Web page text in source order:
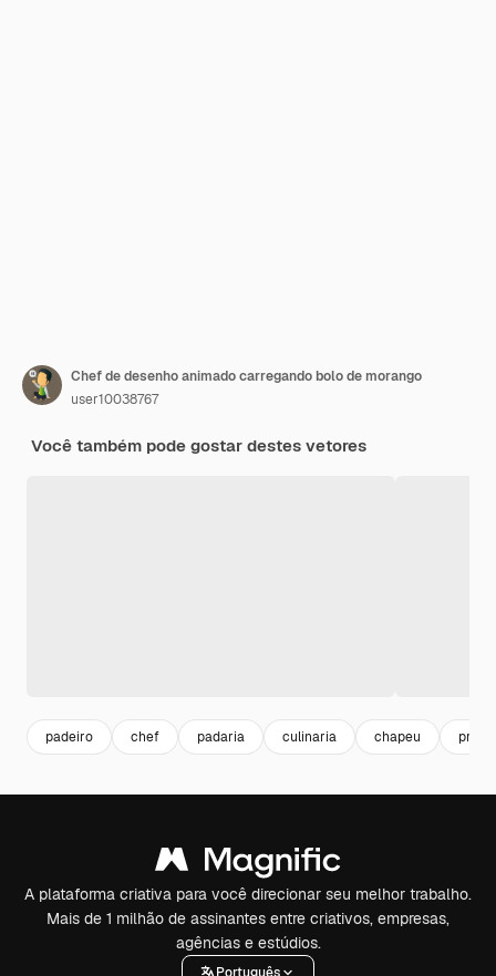
Chef de desenho animado carregando bolo de morango
user10038767
Você também pode gostar destes vetores
padeiro chef padaria culinaria chapeu prato
A plataforma criativa para você direcionar seu melhor trabalho.
Mais de 1 milhão de assinantes entre criativos, empresas,
agências e estúdios.
Português